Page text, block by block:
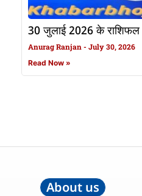
30 जुलाई 2026 के राशिफल
Anurag Ranjan July 30, 2026
Read Now »
About us